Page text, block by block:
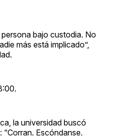
bajo custodia. No
más está implicado”,
la universidad buscó
“Corran. Escóndanse.